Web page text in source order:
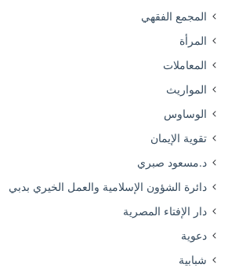
المجمع الفقهي
المرأة
المعاملات
المواريث
الوساوس
تقوية الإيمان
د.مسعود صبري
دائرة الشؤون الإسلامية والعمل الخيري بدبي
دار الإفتاء المصرية
دعوية
شبابية